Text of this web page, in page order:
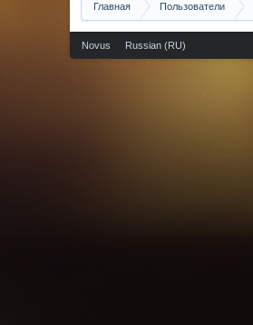
Главная Пользователи
Novus Russian (RU)